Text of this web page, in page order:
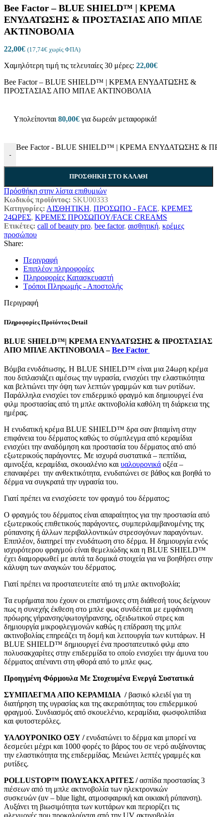
Bee Factor – BLUE SHIELD™ | ΚΡΕΜΑ
ΕΝΥΔΑΤΩΣΗΣ & ΠΡΟΣΤΑΣΙΑΣ ΑΠΟ ΜΠΛΕ
ΑΚΤΙΝΟΒΟΛΙΑ
22,00€ (17,74€ χωρίς ΦΠΑ)
Χαμηλότερη τιμή τις τελευταίες 30 μέρες: 22,00€
Bee Factor – BLUE SHIELD™ | ΚΡΕΜΑ ΕΝΥΔΑΤΩΣΗΣ &
ΠΡΟΣΤΑΣΙΑΣ ΑΠΟ ΜΠΛΕ ΑΚΤΙΝΟΒΟΛΙΑ
Υπολείπονται 80,00€ για δωρεάν μεταφορικά!
-
Bee Factor - BLUE SHIELD™ | ΚΡΕΜΑ ΕΝΥΔΑΤΩΣΗΣ &
ΠΡΟΣΘΉΚΗ ΣΤΟ ΚΑΛΆΘΙ
Πρόσθήκη στην λίστα επιθυμιών
Κωδικός προϊόντος: SKU00333
Κατηγορίες: ΑΙΣΘΗΤΙΚΗ, ΠΡΟΣΩΠΟ - FACE, ΚΡΕΜΕΣ
24ΩΡΕΣ, ΚΡΕΜΕΣ ΠΡΟΣΩΠΟΥ/FACE CREAMS
Ετικέτες: call of beauty pro, bee factor, αισθητική, κρέμες
προσώπου
Share:
Περιγραφή
Επιπλέον πληροφορίες
Πληροφορίες Κατασκευαστή
Τρόποι Πληρωμής - Αποστολής
Περιγραφή
Πληροφορίες Προϊόντος Detail
BLUE SHIELD™| ΚΡΕΜΑ ΕΝΥΔΑΤΩΣΗΣ & ΠΡΟΣΤΑΣΙΑΣ
ΑΠΟ ΜΠΛΕ ΑΚΤΙΝΟΒΟΛΙΑ–Bee Factor
Βόμβα ενυδάτωσης. Η BLUE SHIELD™ είναι μια 24ωρη κρέμα
που διπλασιάζει αμέσως την υγρασία, ενισχύει την ελαστικότητα
και βελτιώνει την όψη των λεπτών γραμμών και των ρυτίδων.
Παράλληλα ενισχύει τον επιδερμικό φραγμό και δημιουργεί ένα
φιλμ προστασίας από τη μπλε ακτινοβολία καθόλη τη διάρκεια της
ημέρας.
Η ενυδατική κρέμα BLUE SHIELD™ δρα σαν βιταμίνη στην
επιφάνεια του δέρματος καθώς το σύμπλεγμα από κεραμίδια
ενισχύει την αναδόμηση και προστασία του δέρματος από από
εξωτερικούς παράγοντες. Με ισχυρά συστατικά – πεπτίδια,
αμινοξέα, κεραμίδια, σκουαλένιο και υαλουρονικά οξέα –
επαναφέρει την ανθεκτικότητα, ενυδατώνει σε βάθος και βοηθά το
δέρμα να συγκρατά την υγρασία του.
Γιατί πρέπει να ενισχύσετε τον φραγμό του δέρματος;
Ο φραγμός του δέρματος είναι απαραίτητος για την προστασία από
εξωτερικούς επιθετικούς παράγοντες, συμπεριλαμβανομένης της
ρύπανσης ή άλλων περιβαλλοντικών στρεσογόνων παραγόντων.
Επιπλέον, διατηρεί την ενυδάτωση στο δέρμα. Η δημιουργία ενός
ισχυρότερου φραγμού είναι θεμελιώδης και η BLUE SHIELD™
έχει διαμορφωθεί με αυτά τα δομικά στοιχεία για να βοηθήσει στην
κάλυψη των αναγκών του δέρματος.
Γιατί πρέπει να προστατευτείτε από τη μπλε ακτινοβολία;
Τα ευρήματα που έχουν οι επιστήμονες στη διάθεσή τους δείχνουν
πως η συνεχής έκθεση στο μπλε φως συνδέεται με εμφάνιση
πρόωρης γήρανσης/φωτογήρανσης, οξειδωτικού στρες και
δημιουργία μικροφλεγμονών καθώς η επίδραση της μπλε
ακτινοβολίας επηρεάζει τη δομή και λειτουργία των κυττάρων. Η
BLUE SHIELD™ δημιουργεί ένα προστατευτικό φιλμ απο
πολυσακχαρίτες στην επιδερμίδα το οποίο ενισχύει την άμυνα του
δέρματος απέναντι στη φθορά από το μπλε φως.
Προηγμένη Φόρμουλα Με Στοχευμένα Ενεργά Συστατικά
ΣΥΜΠΛΕΓΜΑ ΑΠΟ ΚΕΡΑΜΙΔΙΑ / βασικό κλειδί για τη
διατήρηση της υγρασίας και της ακεραιότητας του επιδερμικού
φραγμού. Συνδιασμός από σκουελένιο, κεραμίδια, φωσφολιπίδια
και φυτοστερόλες.
ΥΑΛΟΥΡΟΝΙΚΟ ΟΞΥ /ενυδατώνει το δέρμα και μπορεί να
δεσμεύει μέχρι και 1000 φορές το βάρος του σε νερό αυξάνοντας
την ελαστικότητα της επιδερμίδας. Μειώνει λεπτές γραμμές και
ρυτίδες.
POLLUSTOP™ ΠΟΛΥΣΑΚΧΑΡΙΤΕΣ /ασπίδα προστασίας 3
πιέσεων από τη μπλε ακτινοβολία των ηλεκτρονικών
συσκευών (uv – blue light, ατμοσφαιρική και οικιακή ρύπανση).
Αυξάνει τη βιωσιμότητα των κυττάρων και περιορίζει τις
φλεγμονές που προκαλούνται από την UV ακτινοβολία.